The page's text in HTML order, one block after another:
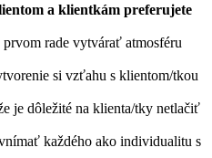
a klientkám preferujete
rade vytvárať atmosféru
si vzťahu s klientom/tkou
je dôležité na klienta/tky netlačiť
každého ako individualitu s